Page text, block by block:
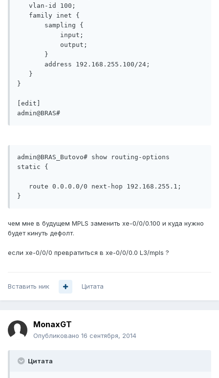
}
[edit]
admin@BRAS#
admin@BRAS_Butovo# show routing-options
static {
чем мне в будущем MPLS заменить xe-0/0/0.100 и куда нужно
будет кинуть дефолт.
если xe-0/0/0 превратиться в xe-0/0/0.0 L3/mpls ?
Вставить ник Цитата
MonaxGT
Опубликовано 16 сентября, 2014
Цитата